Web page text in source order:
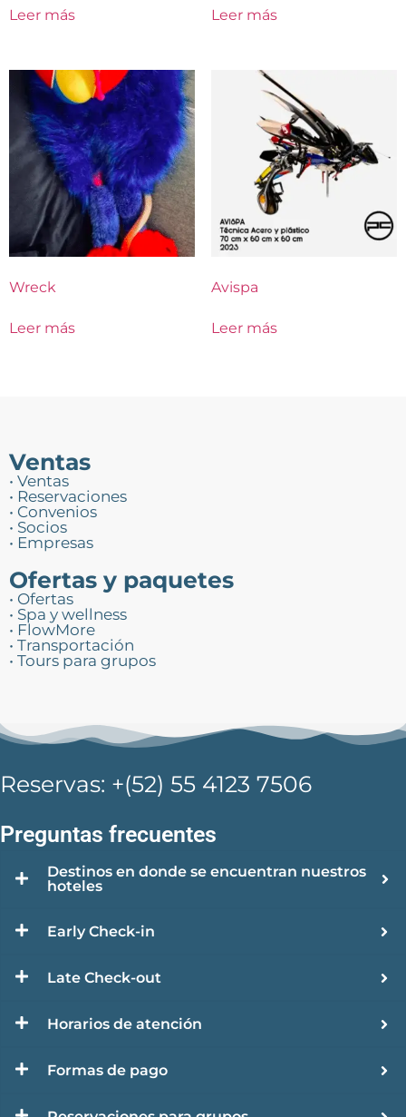
Leer más Leer más
Wreck
Leer más
Avispa
Leer más
Ventas
• Ventas
• Reservaciones
• Convenios
• Socios
• Empresas
Ofertas y paquetes
• Ofertas
• Spa y wellness
• FlowMore
• Transportación
• Tours para grupos
Reservas: +(52) 55 4123 7506
Preguntas frecuentes
Destinos en donde se encuentran nuestros
hoteles
Early Check-in
Late Check-out
Horarios de atención
Formas de pago